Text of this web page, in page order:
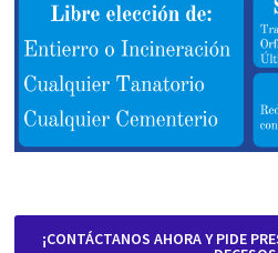
¡CONTÁCTANOS AHORA Y PIDE